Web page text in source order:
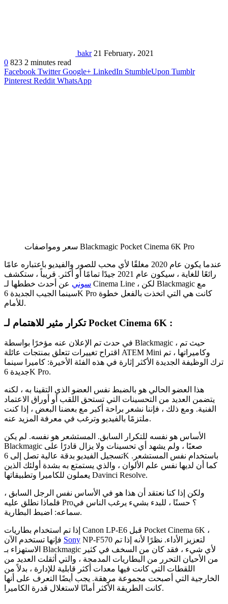
bakr 21 February، 2021
0 823 2 minutes read
Facebook Twitter Google+ LinkedIn StumbleUpon Tumblr
Pinterest Reddit WhatsApp
سعر ومواصفات Blackmagic Pocket Cinema 6K Pro
عندما يكون عام 2020 مغلقًا لأي محب للصور والفيديو باعتباره عامًا
رائعًا للغاية ، سيكون عام 2021 جيدًا تمامًا أو أكثر. قريباً ، ستكشف
سوني عن أحدث خططها لـ Cinema Line ، لكن Blackmagic مع
سينما الجيب الجديدة 6K Pro كانت هي التي اتخذت بالفعل خطوة
للأمام.
تكرار مثير للاهتمام لـ Pocket Cinema 6K :
في حدث تم الإعلان عنه مؤخرًا بواسطة Blackmagic ، حيث تم
اقتراح تغييرات تتعلق بمنتجات عائلة ATEM Mini وكاميراتها ، تم
ترك الوظيفة الجديدة الأكثر إثارة في هذه الفئة الأخيرة: كاميرا سينما
جديدة 6K Pro.
هذا العضو الحالي هو بالضبط نفس العضو الذي التقينا به ، لكنه
يتضمن العديد من التحسينات التي تستحق اللقب أو أوراق الاعتماد
الفنية. ومع ذلك ، فإننا نشعر براحة أكبر مع بعضنا البعض ، إذا كنت
ملتزمًا بالفيديو وترغب في معرفة المزيد عنه.
الأساس هو نفسه للتكرار السابق. المستشعر هو نفسه. لم يكن
Blackmagic صعبًا ، ولم يشهد أي تحسينات ولا يزال قادرًا على
تسجيل الفيديو بدقة عالية تصل إلى 6K باستخدام نفس المستشعر.
كما أن لديها نفس علم الألوان ، والذي يستمتع به بشدة أولئك الذين
يعملون للكاميرا وتطبيقاتها Davinci Resolve.
ولكن إذا كنا نعتقد أن هذا هو في الأساس نفس الرجل السابق ،
فلماذا نطلق عليه Pro؟ حسنًا ، للبدء بشيء يرغب الناس في
سماعه: اضبط البطارية.
إذا تم استخدام بطاريات Canon LP-E6 قبل Pocket Cinema 6K ،
Sony NP-F570 لتعزيز الأداء. نظرًا لأنه إذا تم
الاستهزاء بـ Blackmagic لأي شيء ، فقد كان من السخف في كثير
من الأحيان التحرر من البطاريات المدمجة ، والتي أثقلت العديد من
اللقطات التي كانت فيها معدات أكثر قابلية للإدارة ، بدلاً من
الخارجية التي أصبحت مجموعة مرهقة. يجب أيضًا التعرف على أنها
كانت الطريقة الأكثر أمانًا لاستغلال قدرة الكاميرا.